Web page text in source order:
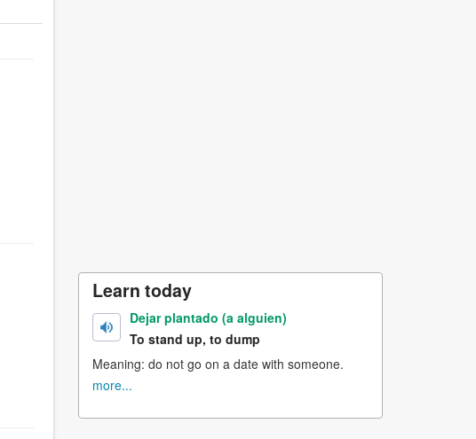
Learn today
Dejar plantado (a alguien)
To stand up, to dump
Meaning: do not go on a date with someone.
more...